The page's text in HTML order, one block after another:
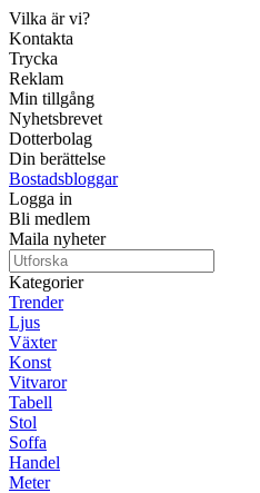
Vilka är vi?
Kontakta
Trycka
Reklam
Min tillgång
Nyhetsbrevet
Dotterbolag
Din berättelse
Bostadsbloggar
Logga in
Bli medlem
Maila nyheter
Kategorier
Trender
Ljus
Växter
Konst
Vitvaror
Tabell
Stol
Soffa
Handel
Meter